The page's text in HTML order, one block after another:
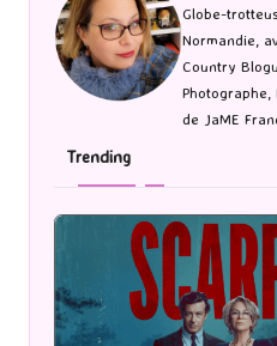
Globe-
Normandie,
Country
Photographe,
de JaME
Trending